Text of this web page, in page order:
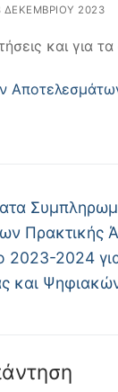
ΔΕΚΕΜΒΡΊΟΥ 2023
και για
Πρακτικής
2023-2024
και